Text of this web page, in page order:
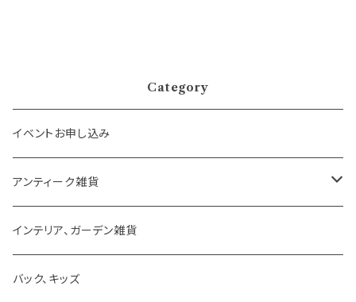
Category
イベントお申し込み
アンティーク雑貨
ゼリーモールド
コンポート
インテリア、ガーデン雑貨
バック、キッズ